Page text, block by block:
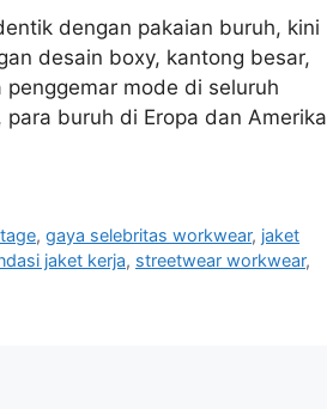
dengan pakaian buruh, kini
desain boxy, kantong besar,
mode di seluruh
buruh di Eropa dan Amerika
,gaya selebritas workwear, jaket
jaket kerja, streetwear workwear,